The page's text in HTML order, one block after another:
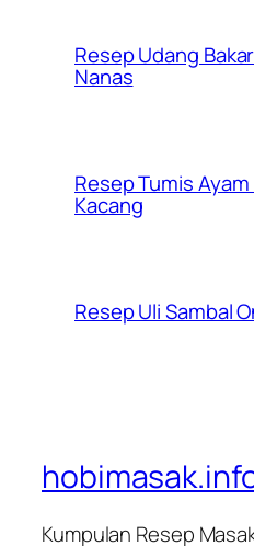
Resep Udang
Nanas
Resep Tumis
Kacang
Resep Uli Sambal
Kumpulan Resep